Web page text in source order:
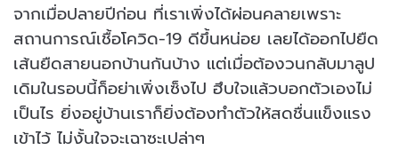
จากเมื่อปลายปีก่อน ที่เราเพิ่งได้ผ่อนคลายเพราะ
สถานการณ์เชื้อโควิด-19 ดีขึ้นหน่อย เลยได้ออกไปยืด
เส้นยืดสายนอกบ้านกันบ้าง แต่เมื่อต้องวนกลับมาลูป
เดิมในรอบนี้ก็อย่าเพิ่งเซ็งไป ฮึบใจแล้วบอกตัวเองไม่
เป็นไร ยิ่งอยู่บ้านเราก็ยิ่งต้องทำตัวให้สดชื่นแข็งแรง
เข้าไว้ ไม่งั้นใจจะเฉาซะเปล่าๆ